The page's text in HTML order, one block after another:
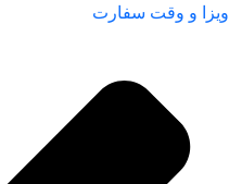
ویزا و وقت سفارت